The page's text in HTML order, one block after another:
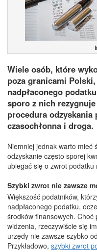
Wiele osób, które
poza granicami
nadpłaconego
sporo z nich
procedura odzyskania
czasochłonna i droga.
Niemniej jednak warto mieć
odzyskanie często sporej
ubiegać się o zwrot podatku
Szybki zwrot nie zawsze
Większość podatników,
nadpłaconego podatku,
środków finansowych.
widzenia, rzeczywiście się
urzędy nie zawsze szybko
Przykładowo, szybki zwrot